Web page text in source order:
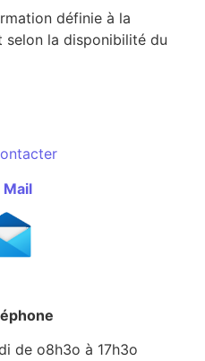
définie à la
selon la disponibilité du
Mail
de o8h3o à 17h3o